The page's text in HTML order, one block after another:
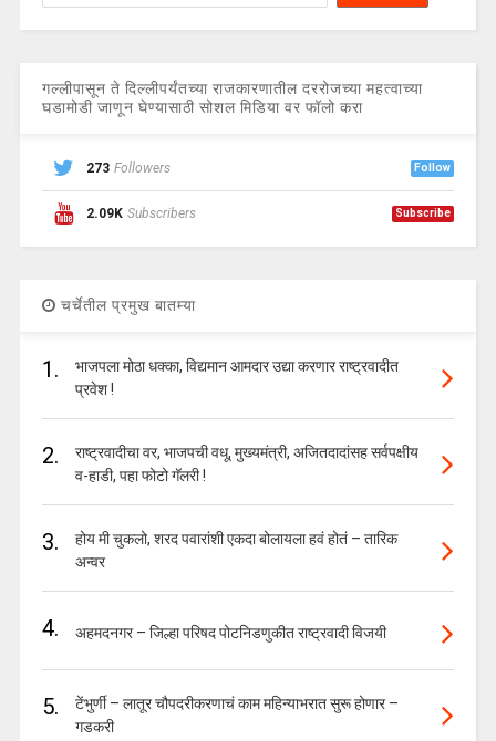
गल्लीपासून ते दिल्लीपर्यंतच्या राजकारणातील दररोजच्या महत्वाच्या
घडामोडी जाणून घेण्यासाठी सोशल मिडिया वर फॉलो करा
273 Followers Follow
2.09K Subscribers Subscribe
चर्चेतील प्रमुख बातम्या
1.
भाजपला मोठा धक्का, विद्यमान आमदार उद्या करणार राष्ट्रवादीत
प्रवेश !
2.
राष्ट्रवादीचा वर, भाजपची वधू, मुख्यमंत्री, अजितदादांसह सर्वपक्षीय
व-हाडी, पहा फोटो गॅलरी !
3.
होय मी चुकलो, शरद पवारांशी एकदा बोलायला हवं होतं – तारिक
अन्वर
4. अहमदनगर – जिल्हा परिषद पोटनिडणुकीत राष्ट्रवादी विजयी
5.
टेंभुर्णी – लातूर चौपदरीकरणाचं काम महिन्याभरात सुरू होणार –
गडकरी